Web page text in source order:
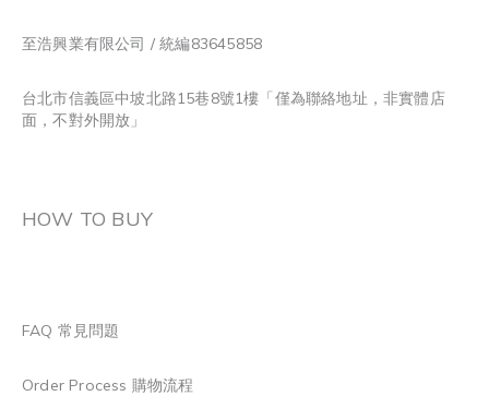
至浩興業有限公司 / 統編83645858
台北市信義區中坡北路15巷8號1樓「僅為聯絡地址，非實體店
面，不對外開放」
HOW TO BUY
FAQ 常見問題
Order Process 購物流程